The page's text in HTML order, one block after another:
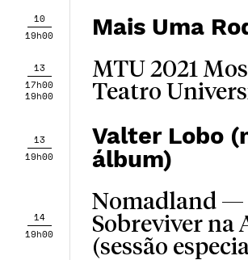
10
19h00
Mais Uma
13
17h00
19h00
MTU 2021
Teatro
13
19h00
Valter Lobo
álbum)
14
19h00
Nomadland —
Sobreviver na
(sessão